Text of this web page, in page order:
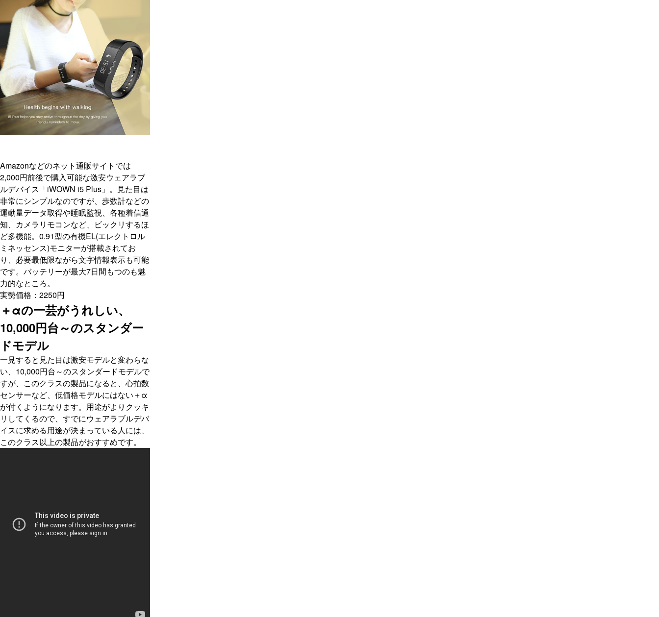
Amazonなどのネット通販サイトでは
2,000円前後で購入可能な激安ウェアラブ
ルデバイス「iWOWN i5 Plus」。見た目は
非常にシンプルなのですが、歩数計などの
運動量データ取得や睡眠監視、各種着信通
知、カメラリモコンなど、ビックリするほ
ど多機能。0.91型の有機EL(エレクトロル
ミネッセンス)モニターが搭載されてお
り、必要最低限ながら文字情報表示も可能
です。バッテリーが最大7日間もつのも魅
力的なところ。
実勢価格：2250円
＋αの一芸がうれしい、
10,000円台～のスタンダー
ドモデル
一見すると見た目は激安モデルと変わらな
い、10,000円台～のスタンダードモデルで
すが、このクラスの製品になると、心拍数
センサーなど、低価格モデルにはない＋α
が付くようになります。用途がよりクッキ
リしてくるので、すでにウェアラブルデバ
イスに求める用途が決まっている人には、
このクラス以上の製品がおすすめです。